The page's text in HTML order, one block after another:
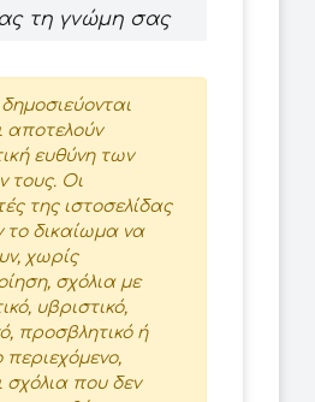
τη γνώμη σας
αποτελούν
ευθύνη των
τους. Οι
της ιστοσελίδας
το δικαίωμα να
χωρίς
σχόλια με
υβριστικό,
προσβλητικό ή
σχόλια που δεν